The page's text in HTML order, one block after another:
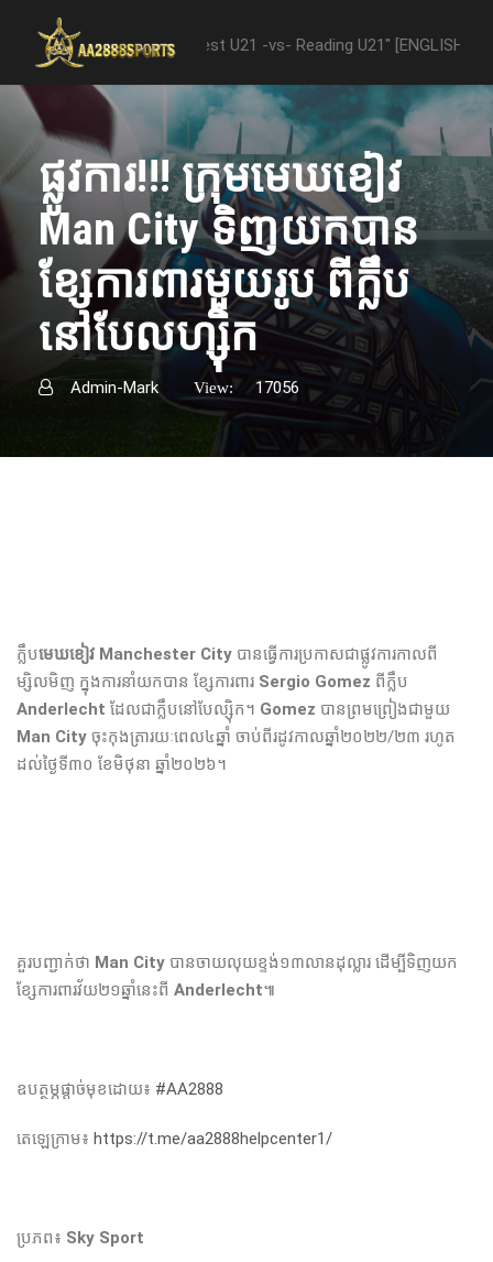
"Nottingham Forest U21 -vs- Reading U21" [ENGLISH
ផ្លូវការ​!!! ក្រុមមេឃខៀវ
Man City ទិញ​យក​បាន​
ខ្សែ​ការពារ​មួយ​រូប​ ពី​ក្លឹប​
នៅ​បែលហ្ស៊ិក​
Admin-Mark View: 17056
ក្លឹបមេឃខៀវ Manchester City បាន​ធ្វើការ​ប្រកាស​ជា​ផ្លូវការ​កាលពី
ម្សិលមិញ​ ក្នុង​ការ​នាំ​យក​បាន​ ខ្សែការពារ​ Sergio Gomez ពី​ក្លឹប​
Anderlecht ដែល​ជា​ក្លឹប​នៅ​បែល្ស៊ិក​​។ Gomez បាន​ព្រមព្រៀង​ជា​មួយ​
Man City ចុះ​កុងត្រា​រយៈពេល​៤ឆ្នាំ​ ចាប់​ពី​រដូវកាល​ឆ្នាំ​២០២២/២៣ រហូត​
ដល់​ថ្ងៃ​ទី​៣០​ ខែ​មិថុនា​ ឆ្នាំ​២០២៦។
គួរបញ្ជាក់ថា Man City បាន​ចាយ​លុយ​ខ្ទង់​១៣លានដុល្លារ​ ដើម្បី​ទិញ​យក​
ខ្សែ​ការពារ​វ័យ​២១ឆ្នាំ​នេះ​ពី​ Anderlecht៕
ឧបត្ថម្ភផ្តាច់មុខដោយ៖ #AA2888
តេឡេក្រាម៖ https://t.me/aa2888helpcenter1/
ប្រភព៖ Sky Sport